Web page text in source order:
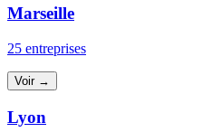
Marseille
25 entreprises
Voir →
Lyon